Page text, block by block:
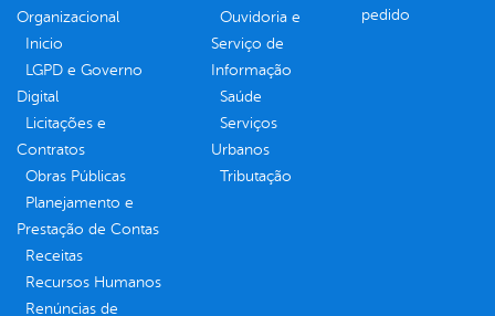
Organizacional
Inicio
LGPD e Governo
Digital
Licitações e
Contratos
Obras Públicas
Planejamento e
Prestação de Contas
Receitas
Recursos Humanos
Renúncias de
Ouvidoria e
Serviço de
Informação
Saúde
Serviços
Urbanos
Tributação
pedido